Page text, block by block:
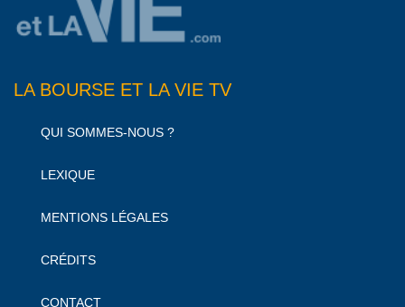
LA BOURSE ET LA VIE TV
QUI SOMMES-NOUS ?
LEXIQUE
MENTIONS LÉGALES
CRÉDITS
CONTACT